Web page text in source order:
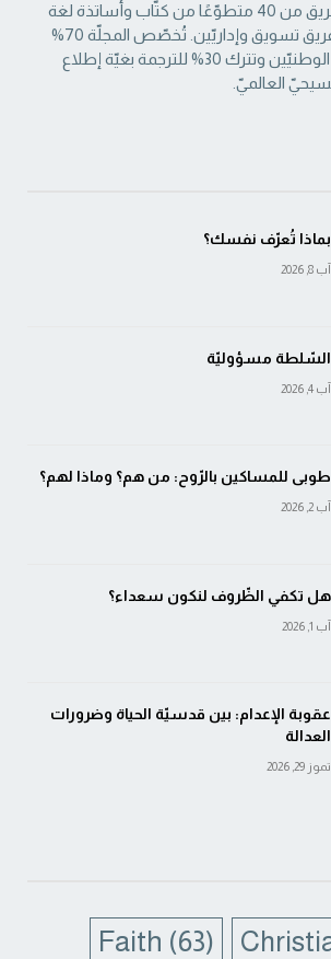
طرابلسي، ويُعاونه فريق من 40 متطوّعًا من كتّاب وأساتذة لغة
‏وإخراج ومصوّرين وفريق تسويق وإداريّين. تُخصّص المجلّة 70%
من مقالاتها للكتّاب الوطنيّين ‏وتترك 30% للترجمة بغيّة إطلاع
العالميّ.‏
بماذا تُعرّف نفسك؟
آب 8, 2026
السّلطة مسؤوليّة
آب 4, 2026
طوبى للمساكين بالرّوح: من هم؟ وماذا لهم؟
آب 2, 2026
هل تكفي الظّروف لنكون سعداء؟
آب 1, 2026
عقوبة الإعدام: بين قدسيّة الحياة وضرورات
العدالة
تموز 29, 2026
Faith (63)